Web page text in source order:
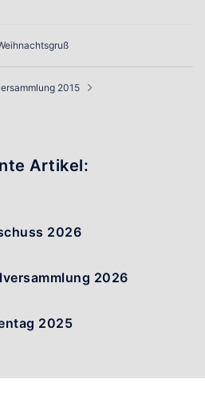
2015
Artikel:
2026
2026
2025